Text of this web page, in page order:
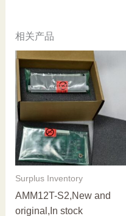
相关产品
Surplus Inventory
AMM12T-S2,New and
original,In stock